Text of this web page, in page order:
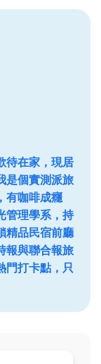
待在家，現居
是個實測派旅
有咖啡成癮
管理學系，持
精品民宿前廳
報與聯合報旅
門打卡點，只